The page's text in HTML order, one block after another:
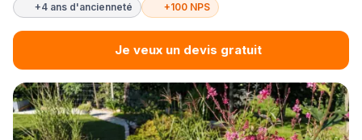
+4 ans d'ancienneté +100 NPS
Je veux un devis gratuit